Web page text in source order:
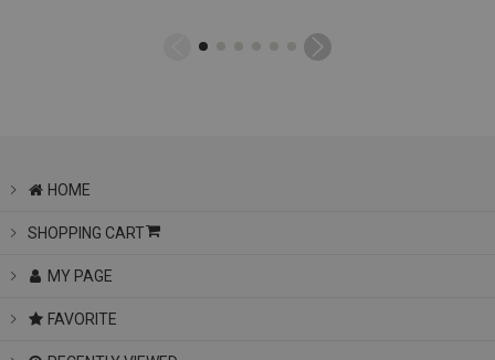
HOME
SHOPPING CART
MY PAGE
FAVORITE